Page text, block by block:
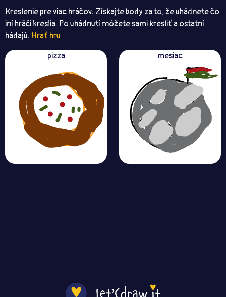
Kreslenie pre viac hráčov. Získajte body za to, že uhádnete čo
iní hráči kreslia. Po uhádnutí môžete sami kresliť a ostatní
hádajú. Hrať hru
pizza
mesiac